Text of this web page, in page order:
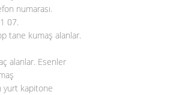
numarası.
07.
tane kumaş alanlar.
alanlar. Esenler
yurt kapitone